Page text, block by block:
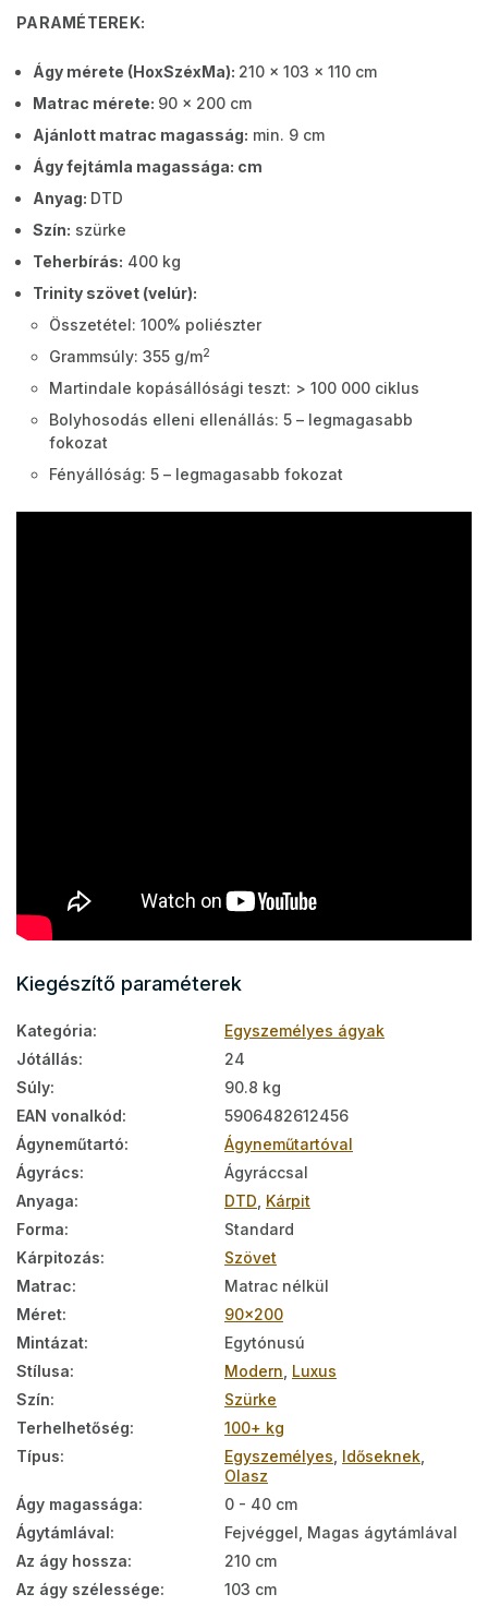
PARAMÉTEREK:
Ágy mérete (HoxSzéxMa): 210 x 103 x 110 cm
Matrac mérete: 90 x 200 cm
Ajánlott matrac magasság: min. 9 cm
Ágy fejtámla magassága: cm
Anyag: DTD
Szín: szürke
Teherbírás: 400 kg
Trinity szövet (velúr):
Összetétel: 100% poliészter
Grammsúly: 355 g/m2
Martindale kopásállósági teszt: > 100 000 ciklus
Bolyhosodás elleni ellenállás: 5 – legmagasabb
fokozat
Fényállóság: 5 – legmagasabb fokozat
Kiegészítő paraméterek
Kategória:
Egyszemélyes ágyak
Jótállás:
24
Súly:
90.8 kg
EAN vonalkód:
5906482612456
Ágyneműtartó:
Ágyneműtartóval
Ágyrács:
Ágyráccsal
Anyaga: DTD Kárpit
Forma:
Standard
Kárpitozás:
Szövet
Matrac:
Matrac nélkül
Méret:
90x200
Mintázat:
Egytónusú
Stílusa: Modern Luxus
Szín:
Szürke
Terhelhetőség:
100+ kg
Típus: Egyszemélyes Időseknek
Olasz
Ágy magassága:
0 - 40 cm
Ágytámlával:
Fejvéggel, Magas ágytámlával
Az ágy hossza:
210 cm
Az ágy szélessége:
103 cm